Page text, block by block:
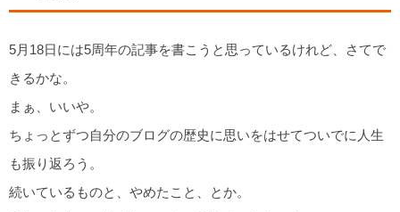
5月18日には5周年の記事を書こうと思っているけれど、さてで
きるかな。
まぁ、いいや。
ちょっとずつ自分のブログの歴史に思いをはせてついでに人生
も振り返ろう。
続いているものと、やめたこと、とか。